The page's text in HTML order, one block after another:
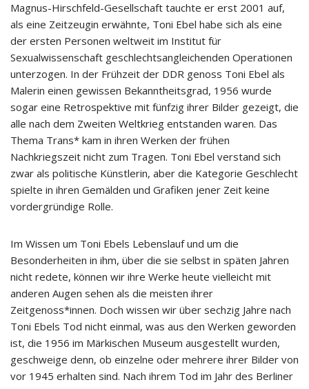
Magnus-Hirschfeld-Gesellschaft tauchte er erst 2001 auf,
als eine Zeitzeugin erwähnte, Toni Ebel habe sich als eine
der ersten Personen weltweit im Institut für
Sexualwissenschaft geschlechtsangleichenden Operationen
unterzogen. In der Frühzeit der DDR genoss Toni Ebel als
Malerin einen gewissen Bekanntheitsgrad, 1956 wurde
sogar eine Retrospektive mit fünfzig ihrer Bilder gezeigt, die
alle nach dem Zweiten Weltkrieg entstanden waren. Das
Thema Trans* kam in ihren Werken der frühen
Nachkriegszeit nicht zum Tragen. Toni Ebel verstand sich
zwar als politische Künstlerin, aber die Kategorie Geschlecht
spielte in ihren Gemälden und Grafiken jener Zeit keine
vordergründige Rolle.
Im Wissen um Toni Ebels Lebenslauf und um die
Besonderheiten in ihm, über die sie selbst in späten Jahren
nicht redete, können wir ihre Werke heute vielleicht mit
anderen Augen sehen als die meisten ihrer
Zeitgenoss*innen. Doch wissen wir über sechzig Jahre nach
Toni Ebels Tod nicht einmal, was aus den Werken geworden
ist, die 1956 im Märkischen Museum ausgestellt wurden,
geschweige denn, ob einzelne oder mehrere ihrer Bilder von
vor 1945 erhalten sind. Nach ihrem Tod im Jahr des Berliner